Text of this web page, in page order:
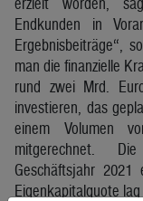
Endkunden in
Ergebnisbeiträge“,
man die finanzielle
rund zwei Mrd.
investieren, das
einem Volumen
mitgerechnet.
Geschäftsjahr
Eigenkapitalquote lag